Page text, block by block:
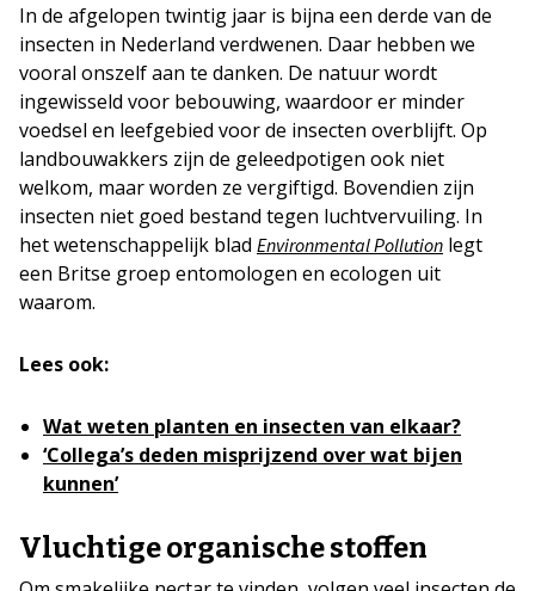
In de afgelopen twintig jaar is bijna een derde van de
insecten in Nederland verdwenen. Daar hebben we
vooral onszelf aan te danken. De natuur wordt
ingewisseld voor bebouwing, waardoor er minder
voedsel en leefgebied voor de insecten overblijft. Op
landbouwakkers zijn de geleedpotigen ook niet
welkom, maar worden ze vergiftigd. Bovendien zijn
insecten niet goed bestand tegen luchtvervuiling. In
het wetenschappelijk blad Environmental Pollution legt
een Britse groep entomologen en ecologen uit
waarom.
Lees ook:
Wat weten planten en insecten van elkaar?
‘Collega’s deden misprijzend over wat bijen
kunnen’
Vluchtige organische stoffen